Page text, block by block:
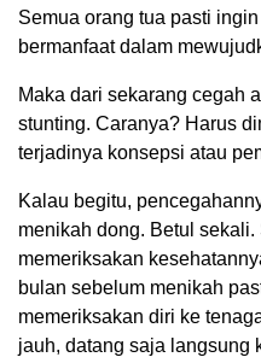
Semua orang tua pasti
bermanfaat dalam
Maka dari sekarang cegah
stunting. Caranya? Harus
terjadinya konsepsi atau
Kalau begitu,
menikah dong. Betul
memeriksakan
bulan sebelum menikah
memeriksakan diri ke
jauh, datang saja langsung